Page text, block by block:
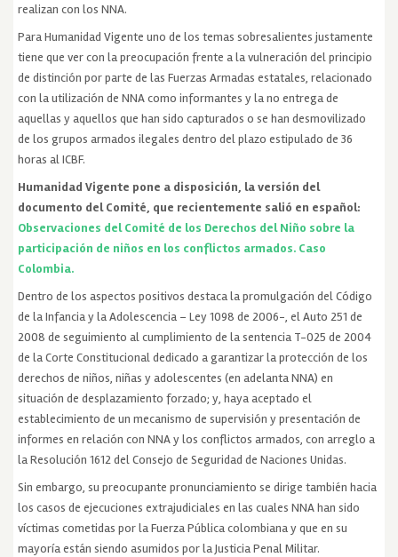
realizan con los NNA.
Para Humanidad Vigente uno de los temas sobresalientes justamente
tiene que ver con la preocupación frente a la vulneración del principio
de distinción por parte de las Fuerzas Armadas estatales, relacionado
con la utilización de NNA como informantes y la no entrega de
aquellas y aquellos que han sido capturados o se han desmovilizado
de los grupos armados ilegales dentro del plazo estipulado de 36
horas al ICBF.
Humanidad Vigente pone a disposición, la versión del
documento del Comité, que recientemente salió en español:
Observaciones del Comité de los Derechos del Niño sobre la
participación de niños en los conflictos armados. Caso
Colombia.
Dentro de los aspectos positivos destaca la promulgación del Código
de la Infancia y la Adolescencia – Ley 1098 de 2006-, el Auto 251 de
2008 de seguimiento al cumplimiento de la sentencia T-025 de 2004
de la Corte Constitucional dedicado a garantizar la protección de los
derechos de niños, niñas y adolescentes (en adelanta NNA) en
situación de desplazamiento forzado; y, haya aceptado el
establecimiento de un mecanismo de supervisión y presentación de
informes en relación con NNA y los conflictos armados, con arreglo a
la Resolución 1612 del Consejo de Seguridad de Naciones Unidas.
Sin embargo, su preocupante pronunciamiento se dirige también hacia
los casos de ejecuciones extrajudiciales en las cuales NNA han sido
víctimas cometidas por la Fuerza Pública colombiana y que en su
mayoría están siendo asumidos por la Justicia Penal Militar.